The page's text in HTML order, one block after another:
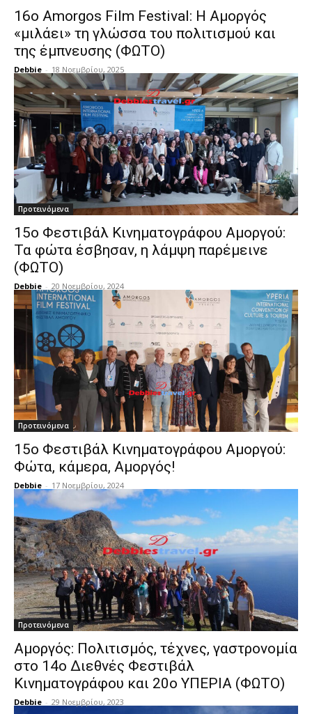
16ο Amorgos Film Festival: Η Αμοργός
«μιλάει» τη γλώσσα του πολιτισμού και
της έμπνευσης (ΦΩΤΟ)
Debbie - 18 Νοεμβρίου, 2025
Προτεινόμενα
15ο Φεστιβάλ Κινηματογράφου Αμοργού:
Τα φώτα έσβησαν, η λάμψη παρέμεινε
(ΦΩΤΟ)
Debbie - 20 Νοεμβρίου, 2024
Προτεινόμενα
15ο Φεστιβάλ Κινηματογράφου Αμοργού:
Φώτα, κάμερα, Αμοργός!
Debbie - 17 Νοεμβρίου, 2024
Προτεινόμενα
Αμοργός: Πολιτισμός, τέχνες, γαστρονομία
στο 14ο Διεθνές Φεστιβάλ
Κινηματογράφου και 20ο ΥΠΕΡΙΑ (ΦΩΤΟ)
Debbie - 29 Νοεμβρίου, 2023